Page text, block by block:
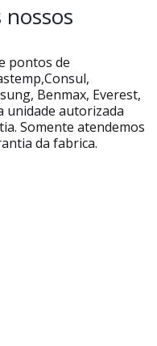
nossos
pontos de
Benmax, Everest,
unidade autorizada
Somente atendemos
da fabrica.